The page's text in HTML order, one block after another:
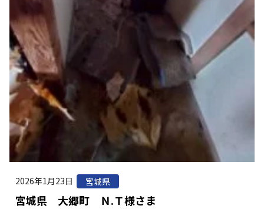
2026年1月23日 宮城県
宮城県 大郷町 Ｎ.Ｔ様さま